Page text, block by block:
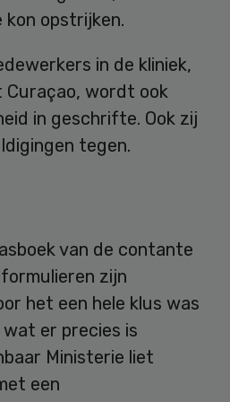
kon opstrijken.
in de kliniek,
Curaçao, wordt ook
in geschrifte. Ook zij
tegen.
van de contante
zijn
het een hele klus was
er precies is
Ministerie liet
een